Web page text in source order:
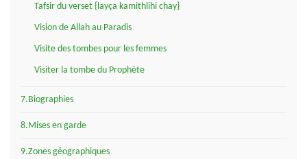
Tafsir du verset {layça kamithlihi chay}
Vision de Allah au Paradis
Visite des tombes pour les femmes
Visiter la tombe du Prophète
7.Biographies
8.Mises en garde
9.Zones géographiques